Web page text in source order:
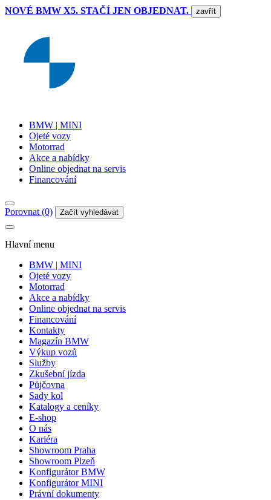
NOVÉ BMW X5. STAČÍ JEN OBJEDNAT. zavřít
BMW | MINI
Ojeté vozy
Motorrad
Akce a nabídky
Online objednat na servis
Financování
Porovnat (0) Začít vyhledávat
Hlavní menu
BMW | MINI
Ojeté vozy
Motorrad
Akce a nabídky
Online objednat na servis
Financování
Kontakty
Magazín BMW
Výkup vozů
Služby
Zkušební jízda
Půjčovna
Sady kol
Katalogy a ceníky
E-shop
O nás
Kariéra
Showroom Praha
Showroom Plzeň
Konfigurátor BMW
Konfigurátor MINI
Právní dokumenty